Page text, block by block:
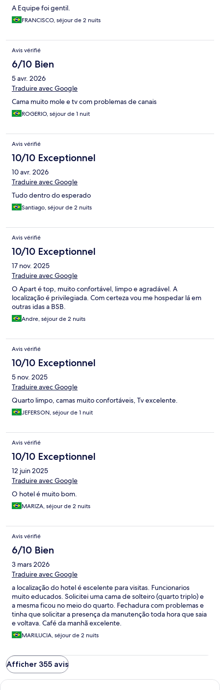
A Equipe foi gentil.
FRANCISCO, séjour de 2 nuits
Avis vérifié
6/10 Bien
5 avr. 2026
Traduire avec Google
Cama muito mole e tv com problemas de canais
ROGERIO, séjour de 1 nuit
Avis vérifié
10/10 Exceptionnel
10 avr. 2026
Traduire avec Google
Tudo dentro do esperado
Santiago, séjour de 2 nuits
Avis vérifié
10/10 Exceptionnel
17 nov. 2025
Traduire avec Google
O Apart é top, muito confortável, limpo e agradável. A
localização é privilegiada. Com certeza vou me hospedar lá em
outras idas a BSB.
Andre, séjour de 2 nuits
Avis vérifié
10/10 Exceptionnel
5 nov. 2025
Traduire avec Google
Quarto limpo, camas muito confortáveis, Tv excelente.
JEFERSON, séjour de 1 nuit
Avis vérifié
10/10 Exceptionnel
12 juin 2025
Traduire avec Google
O hotel é muito bom.
MARIZA, séjour de 2 nuits
Avis vérifié
6/10 Bien
3 mars 2026
Traduire avec Google
a localização do hotel é escelente para visitas. Funcionarios
muito educados. Solicitei uma cama de solteiro (quarto triplo) e
a mesma ficou no meio do quarto. Fechadura com problemas e
tinha que solicitar a presença da manutenção toda hora que saia
e voltava. Café da manhã excelente.
MARILUCIA, séjour de 2 nuits
Afficher 355 avis